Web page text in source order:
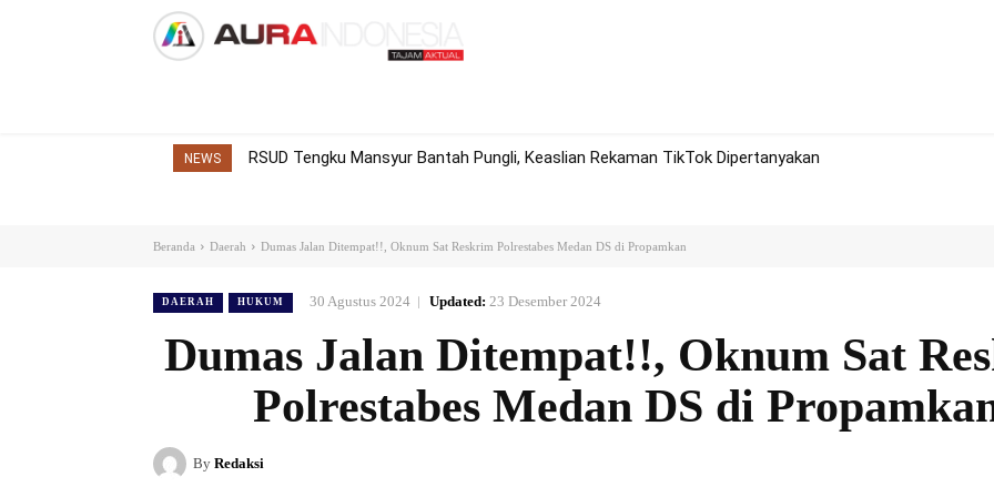
NEWS RSUD Tengku Mansyur Bantah Pungli, Keaslian Rekaman TikTok Dipertanyakan
Beranda Daerah Dumas Jalan Ditempat!!, Oknum Sat Reskrim Polrestabes Medan DS di Propamkan
DAERAH HUKUM 30 Agustus 2024 Updated: 23 Desember 2024
Dumas Jalan Ditempat!!, Oknum Sat
Polrestabes Medan DS di
By Redaksi